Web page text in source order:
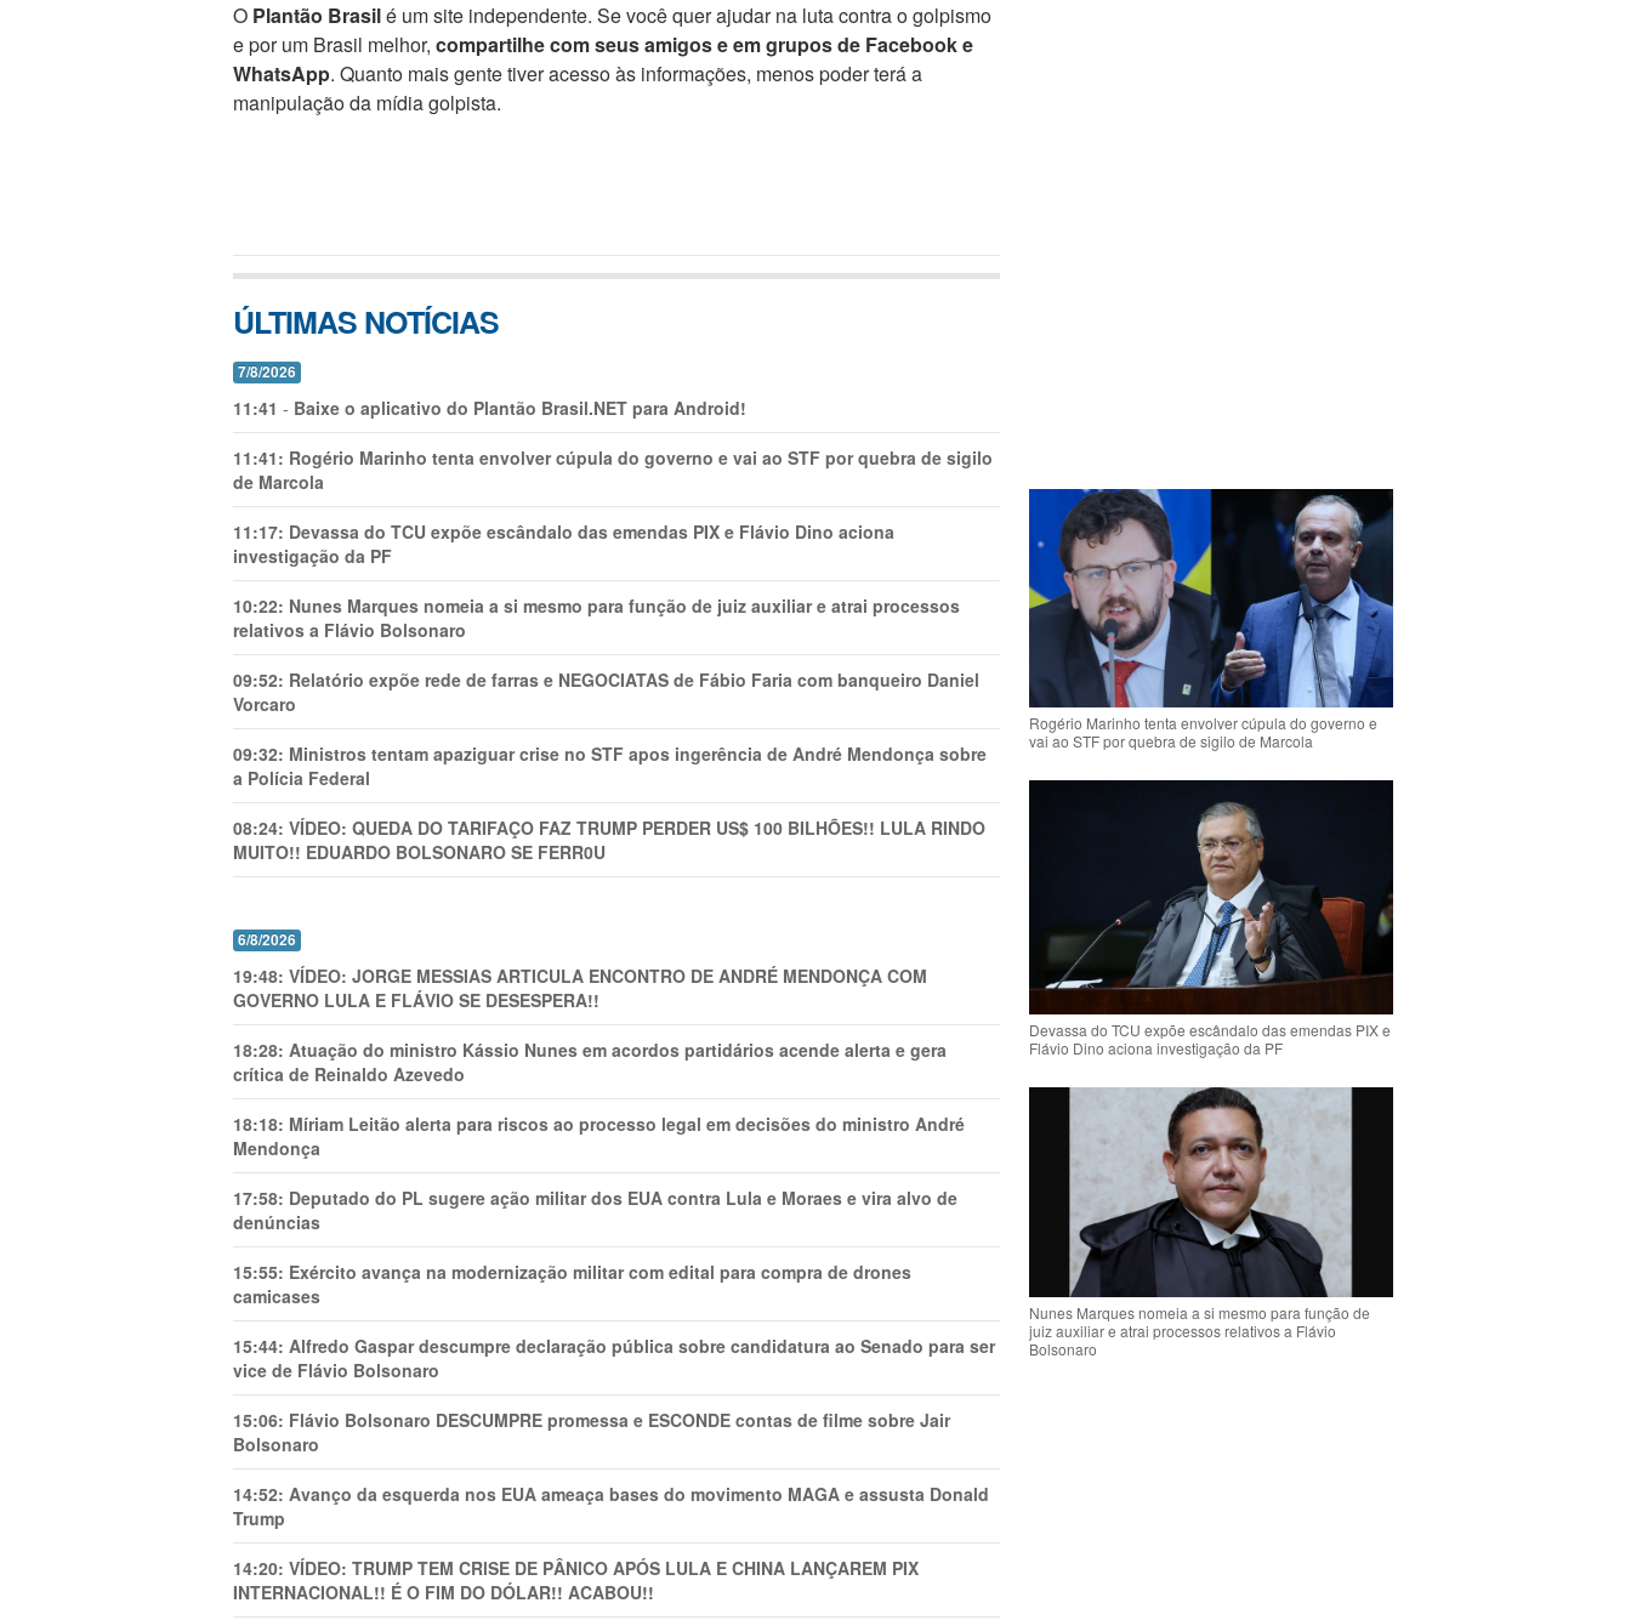
O Plantão Brasilé um site independente. Se você quer ajudar na luta contra o golpismo
e por um Brasil melhor, compartilhe com seus amigos e em grupos de Facebook e
WhatsApp. Quanto mais gente tiver acesso às informações, menos poder terá a
manipulação da mídia golpista.
ÚLTIMAS NOTÍCIAS
7/8/2026
11:41 - Baixe o aplicativo do Plantão Brasil.NET para Android!
11:41: Rogério Marinho tenta envolver cúpula do governo e vai ao STF por quebra de sigilo
de Marcola
11:17: Devassa do TCU expõe escândalo das emendas PIX e Flávio Dino aciona
investigação da PF
10:22: Nunes Marques nomeia a si mesmo para função de juiz auxiliar e atrai processos
relativos a Flávio Bolsonaro
09:52: Relatório expõe rede de farras e NEGOCIATAS de Fábio Faria com banqueiro Daniel
Vorcaro
09:32: Ministros tentam apaziguar crise no STF apos ingerência de André Mendonça sobre
a Polícia Federal
08:24: VÍDEO: QUEDA DO TARIFAÇO FAZ TRUMP PERDER US$ 100 BILHÕES!! LULA RINDO
MUITO!! EDUARDO BOLSONARO SE FERR0U
6/8/2026
19:48: VÍDEO: JORGE MESSIAS ARTICULA ENCONTRO DE ANDRÉ MENDONÇA COM
GOVERNO LULA E FLÁVIO SE DESESPERA!!
18:28: Atuação do ministro Kássio Nunes em acordos partidários acende alerta e gera
crítica de Reinaldo Azevedo
18:18: Míriam Leitão alerta para riscos ao processo legal em decisões do ministro André
Mendonça
17:58: Deputado do PL sugere ação militar dos EUA contra Lula e Moraes e vira alvo de
denúncias
15:55: Exército avança na modernização militar com edital para compra de drones
camicases
15:44: Alfredo Gaspar descumpre declaração pública sobre candidatura ao Senado para ser
vice de Flávio Bolsonaro
15:06: Flávio Bolsonaro DESCUMPRE promessa e ESCONDE contas de filme sobre Jair
Bolsonaro
14:52: Avanço da esquerda nos EUA ameaça bases do movimento MAGA e assusta Donald
Trump
14:20: VÍDEO: TRUMP TEM CRlSE DE PÂNlCO APÓS LULA E CHINA LANÇAREM PIX
INTERNACIONAL!! É O FIM DO DÓLAR!! ACABOU!!
Rogério Marinho tenta envolver cúpula do governo e
vai ao STF por quebra de sigilo de Marcola
Devassa do TCU expõe escândalo das emendas PIX e
Flávio Dino aciona investigação da PF
Nunes Marques nomeia a si mesmo para função de
juiz auxiliar e atrai processos relativos a Flávio
Bolsonaro